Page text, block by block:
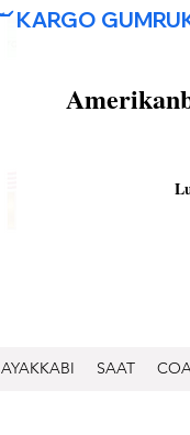
AYAKKABI SAAT